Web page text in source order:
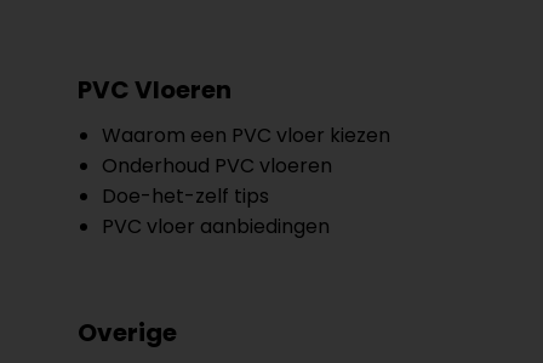
PVC Vloeren
Waarom een PVC vloer kiezen
Onderhoud PVC vloeren
Doe-het-zelf tips
PVC vloer aanbiedingen
Overige